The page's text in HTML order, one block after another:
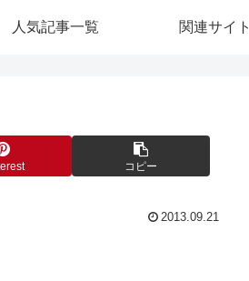
人気記事一覧 関連サイト
コピー
2013.09.21